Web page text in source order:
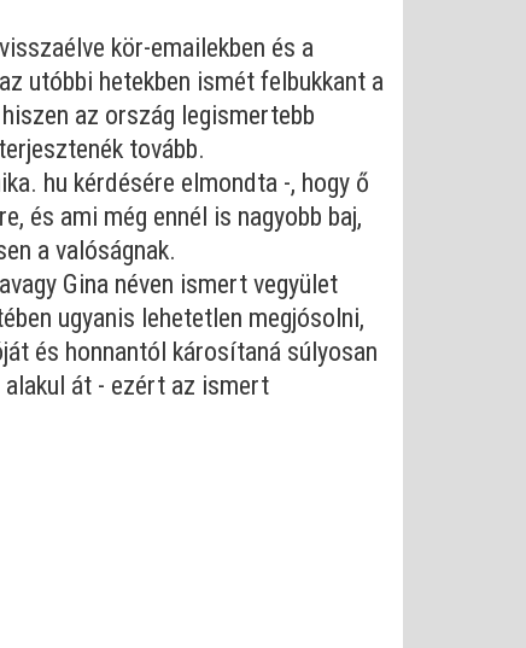
kör-emailekben és a
utóbbi hetekben ismét felbukkant a
az ország legismertebb
tovább.
hu kérdésére elmondta -, hogy ő
és ami még ennél is nagyobb baj,
a valóságnak.
Gina néven ismert vegyület
ugyanis lehetetlen megjósolni,
és honnantól károsítaná súlyosan
alakul át - ezért az ismert